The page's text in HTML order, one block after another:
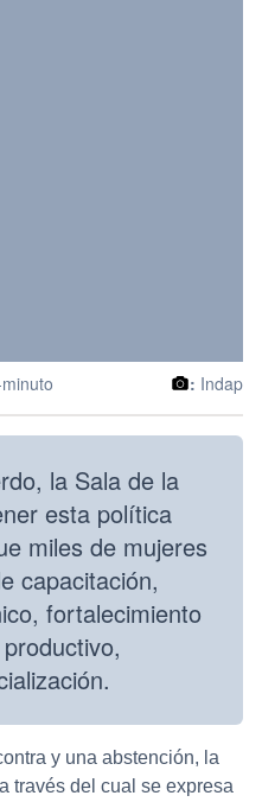
: Indap
la Sala de la
esta política
miles de mujeres
capacitación,
fortalecimiento
y una abstención, la
través del cual se expresa